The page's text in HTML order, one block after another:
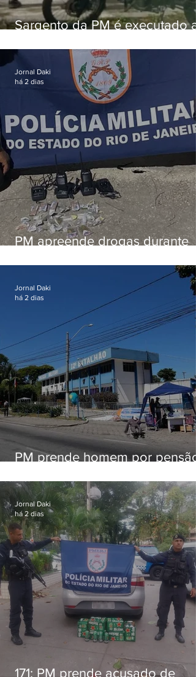
Sargento da PM é executado a
em Vaz Lobo
PM apreende drogas durante
Jornal Daki
há 2 dias
PM prende homem por pensão
Jornal Daki
há 2 dias
171: PM prende acusado de
Jornal Daki
há 2 dias